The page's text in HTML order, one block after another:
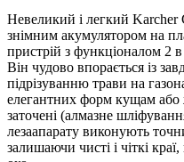
Невеликий і легкий Karcher
знімним акумулятором на
пристрій з функціоналом 2
Він чудово впорається із
підрізуванню трави на
елегантних форм кущам або
заточені (алмазне
лезаапарату виконують
залишаючи чисті і чіткі